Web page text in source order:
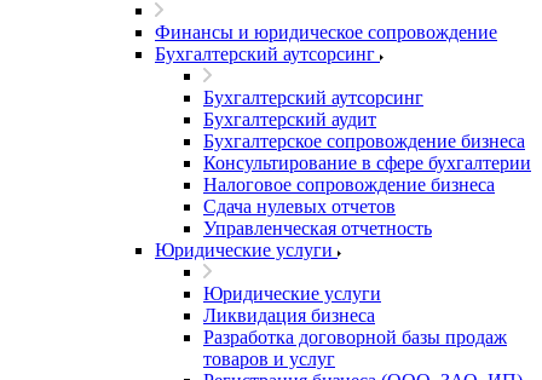
Финансы и юридическое сопровождение
Бухгалтерский аутсорсинг
Бухгалтерский аутсорсинг
Бухгалтерский аудит
Бухгалтерское сопровождение бизнеса
Консультирование в сфере бухгалтерии
Налоговое сопровождение бизнеса
Сдача нулевых отчетов
Управленческая отчетность
Юридические услуги
Юридические услуги
Ликвидация бизнеса
Разработка договорной базы продаж
товаров и услуг